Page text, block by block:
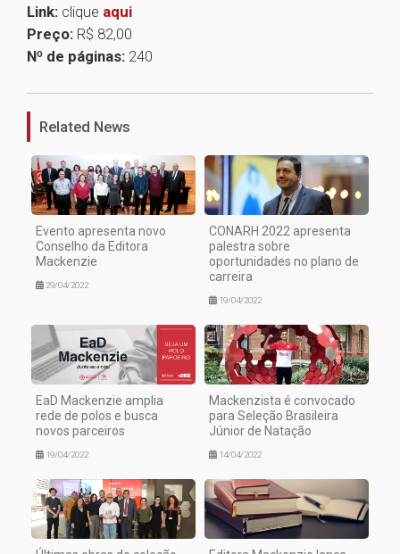
Link: clique aqui
Preço: R$ 82,00
Nº de páginas: 240
Related News
Evento apresenta novo
Conselho da Editora
Mackenzie
29/04/2022
CONARH 2022 apresenta
palestra sobre
oportunidades no plano de
carreira
19/04/2022
EaD Mackenzie amplia
rede de polos e busca
novos parceiros
19/04/2022
Mackenzista é convocado
para Seleção Brasileira
Júnior de Natação
14/04/2022